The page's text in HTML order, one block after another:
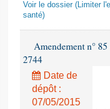
Voir le dossier (Limiter
santé)
Amendement n°
2744
Date de
dépôt :
07/05/2015